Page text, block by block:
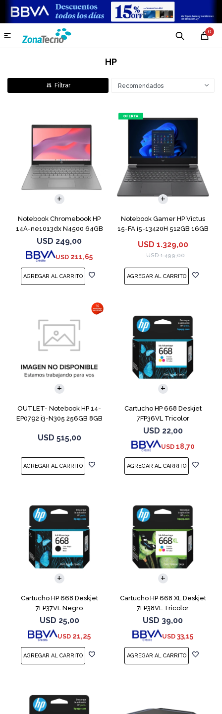
0

HP
Recomendados
Notebook Chromebook HP
14A-ne1013dx N4500 64GB
4GB 14" Grey
USD 249,00
USD 211,65
Notebook Gamer HP Victus
15-FA i5-13420H 512GB 16GB
USD 1.329,00
USD 1.499,00
COMPARAR
OUTLET- Notebook HP 14-
EP0792 i3-N305 256GB 8GB
USD 515,00
COMPARAR
Cartucho HP 668 Deskjet
7FP36VL Tricolor
USD 22,00
USD 18,70
Cartucho HP 668 Deskjet
7FP37VL Negro
USD 25,00
USD 21,25
Cartucho HP 668 XL Deskjet
7FP38VL Tricolor
USD 39,00
USD 33,15